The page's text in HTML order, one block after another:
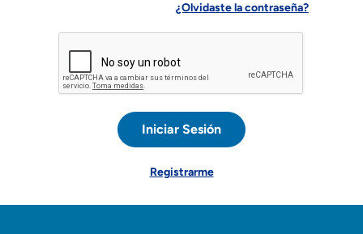
¿Olvidaste la contraseña?
Iniciar Sesión
Registrarme